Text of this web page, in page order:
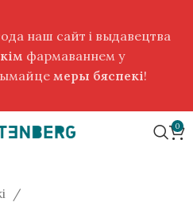
0
наш сайт і выдавецтва
фармаваннем у
меры бяспекі!